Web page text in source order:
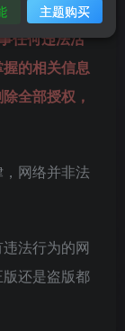
任何违法活
的相关信息
全部授权，
网络并非法
法行为的网
还是盗版都
主题购买